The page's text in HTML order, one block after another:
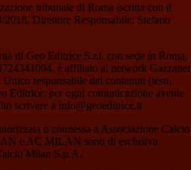
tribunale di Roma iscritta con il
2018. Direttore Responsabile: Stefano
di Geo Editrice S.r.l. con sede in Roma,
è affiliato al network Gazzanet
responsabile dei contenuti (testi,
Editrice; per ogni comunicazione avente
scrivere a info@geoeditrice.it
o connessa a Associazione Calcio
e AC MILAN sono di esclusiva
Milan S.p.A..